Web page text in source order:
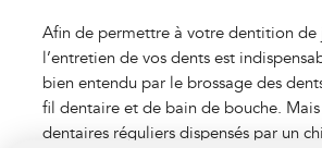
Afin de permettre à votre dentition de
l’entretien de vos dents est
bien entendu par le brossage des
fil dentaire et de bain de bouche. Mais
dentaires réguliers dispensés par un
analyser l’utilisation du site ainsi que vous proposer des
contenus adaptés à vos centres d’intérêts.
Vous pouvez à tout momentpersonnaliserou modifier votre
choix. Pour en savoir plus, consultez notrepolitique de
protection des données
Tout accepter